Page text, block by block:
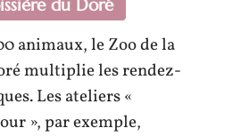
du Doré
animaux, le Zoo de la
multiplie les rendez-
Les ateliers «
», par exemple,